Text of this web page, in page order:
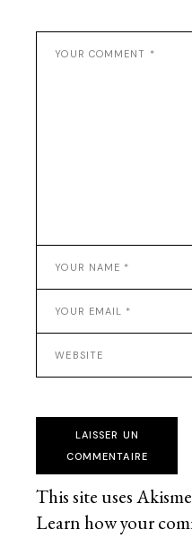
LAISSER UN
COMMENTAIRE
This site uses
Learn how your